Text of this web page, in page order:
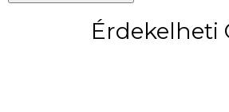
Érdekelheti